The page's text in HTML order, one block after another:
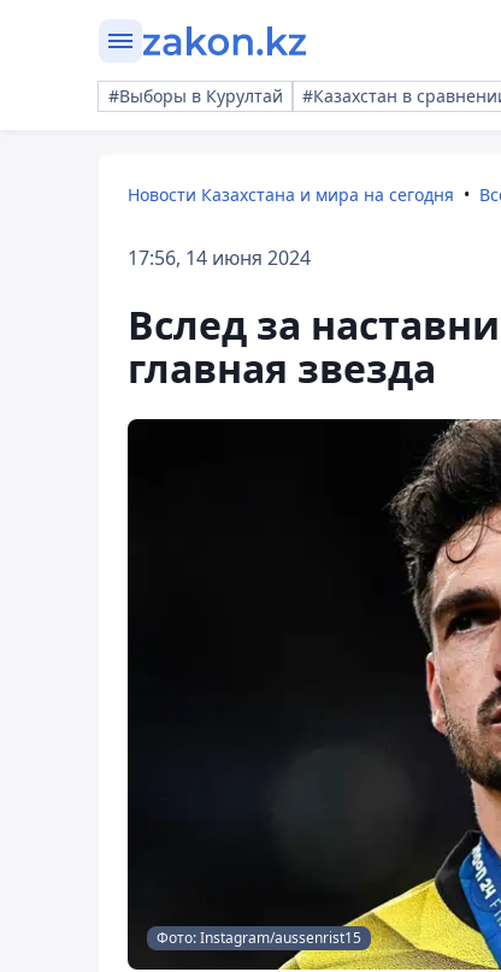
#Выборы в Курултай #Казахстан в
Новости Казахстана и мира на сегодня
17:56, 14 июня 2024
Вслед за
главная звезда
Фото: Instagram/aussenrist15